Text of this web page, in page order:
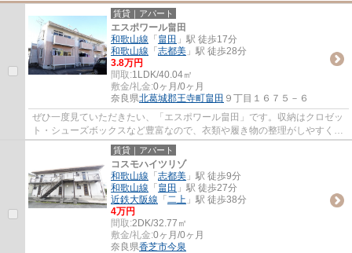
賃貸｜アパート
エスポワール畠田
和歌山線 「 畠田 」駅 徒歩17分
和歌山線 「 志都美 」駅 徒歩28分
3.8万円
間取:1LDK/40.04㎡
敷金/礼金:0ヶ月/0ヶ月
奈良県北葛城郡王寺町畠田 ９丁目１６７５－６
ぜひ一度見ていただきたい、「エスポワール畠田」です。収納はクロゼッ
ト・シューズボックスなど豊富なので、衣類や履き物の整理がしやすく便
利です。モニターで来訪者を確認して、イ...
賃貸｜アパート
コスモハイツリゾ
和歌山線 「 志都美 」駅 徒歩9分
和歌山線 「 畠田 」駅 徒歩27分
近鉄大阪線 「 二上 」駅 徒歩38分
4万円
間取:2DK/32.77㎡
敷金/礼金:0ヶ月/0ヶ月
奈良県香芝市今泉